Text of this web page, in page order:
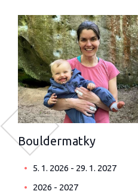
Bouldermatky
5. 1. 2026 - 29. 1. 2027
2026 - 2027